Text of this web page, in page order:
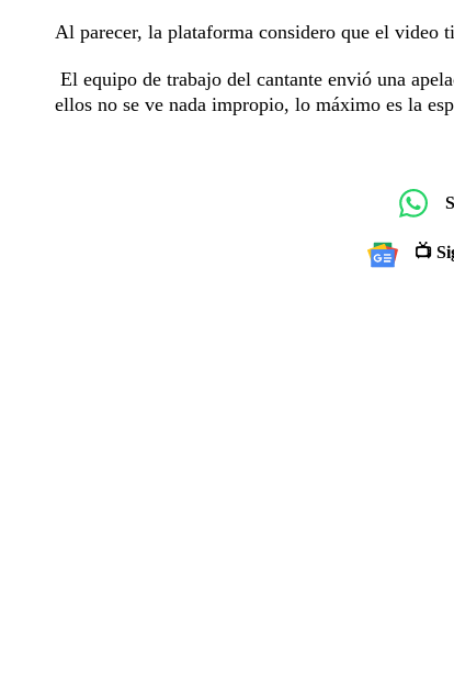
Al parecer, la plataforma considero que el video
El equipo de trabajo del cantante envió una
ellos no se ve nada impropio, lo máximo es la
📺